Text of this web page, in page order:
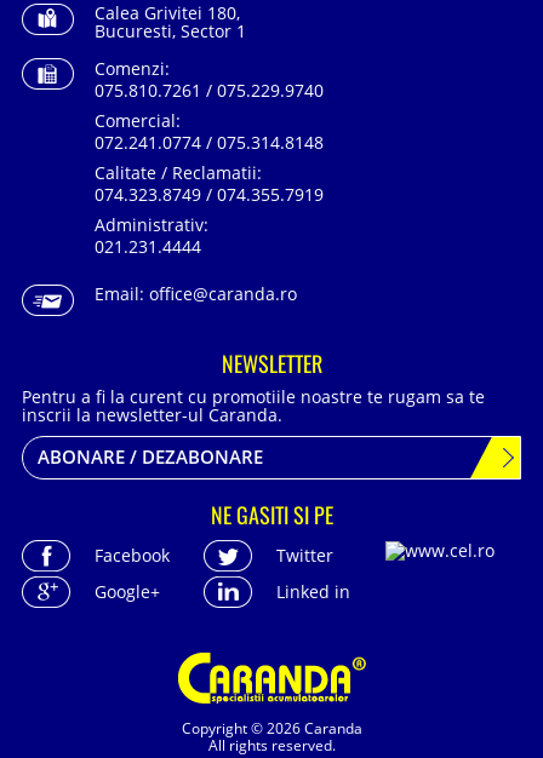
Copyright © 2026 Caranda
All rights reserved.
Calea Grivitei 180,
Bucuresti, Sector 1
Comenzi:
075.810.7261 / 075.229.9740
Comercial:
072.241.0774 / 075.314.8148
Calitate / Reclamatii:
074.323.8749 / 074.355.7919
Administrativ:
021.231.4444
Email: office@caranda.ro
NEWSLETTER
Pentru a fi la curent cu promotiile noastre te rugam sa te
inscrii la newsletter-ul Caranda.
ABONARE / DEZABONARE
NE GASITI SI PE
Facebook
Twitter
Google+
Linked in